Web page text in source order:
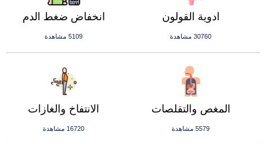
انخفاض ضغط الدم
5109 مشاهدة
ادوية القولون
30760 مشاهدة
الانتفاخ والغازات
16720 مشاهدة
المغص والتقلصات
5579 مشاهدة